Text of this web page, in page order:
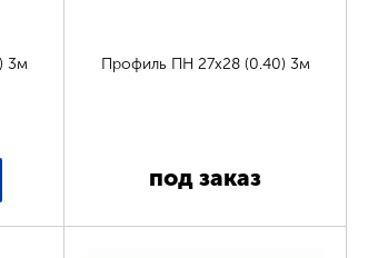
3м
Профиль ПН 27х28 (0.40) 3м
под заказ